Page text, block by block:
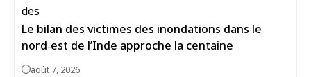
Le bilan des victimes des inondations dans le
nord‑est de l’Inde approche la centaine
août 7, 2026